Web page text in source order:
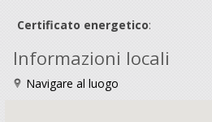
Certificato energetico:
Informazioni locali
Navigare al luogo